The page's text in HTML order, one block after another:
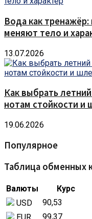
Вода как
меняют тело и
13.07.2026
Как выбрать
нотам стойкости и
19.06.2026
Популярное
Таблица обменных
Валюты Курс
USD
90,53
99,37